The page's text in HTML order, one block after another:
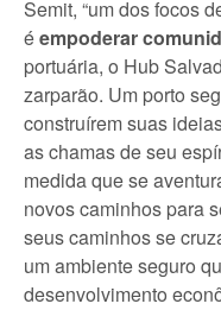
Semit, “um dos focos
éempoderar
portuária, o Hub
zarparão. Um porto
construírem suas
as chamas de seu
medida que se
novos caminhos para
seus caminhos se
um ambiente seguro
desenvolvimento